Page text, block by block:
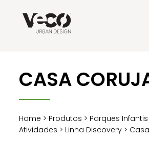
CASA
Home > Produtos > Parques Infantis
Atividades > Linha Discovery >